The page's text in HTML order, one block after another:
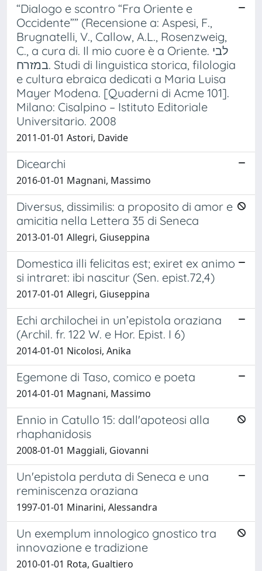
“Dialogo e scontro “Fra Oriente e
Occidente”” (Recensione a: Aspesi, F.,
Brugnatelli, V., Callow, A.L., Rosenzweig,
C., a cura di. Il mio cuore è a Oriente. לבי
במזרח. Studi di linguistica storica, filologia
e cultura ebraica dedicati a Maria Luisa
Mayer Modena. [Quaderni di Acme 101].
Milano: Cisalpino – Istituto Editoriale
Universitario. 2008
2011-01-01 Astori, Davide
Dicearchi
2016-01-01 Magnani, Massimo
Diversus, dissimilis: a proposito di amor e
amicitia nella Lettera 35 di Seneca
2013-01-01 Allegri, Giuseppina
Domestica illi felicitas est; exiret ex animo
si intraret: ibi nascitur (Sen. epist.72,4)
2017-01-01 Allegri, Giuseppina
Echi archilochei in un’epistola oraziana
(Archil. fr. 122 W. e Hor. Epist. I 6)
2014-01-01 Nicolosi, Anika
Egemone di Taso, comico e poeta
2014-01-01 Magnani, Massimo
Ennio in Catullo 15: dall'apoteosi alla
rhaphanidosis
2008-01-01 Maggiali, Giovanni
Un'epistola perduta di Seneca e una
reminiscenza oraziana
1997-01-01 Minarini, Alessandra
Un exemplum innologico gnostico tra
innovazione e tradizione
2010-01-01 Rota, Gualtiero